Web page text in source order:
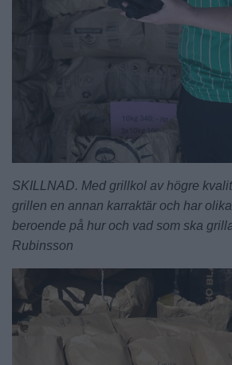
SKILLNAD. Med grillkol av högre
grillen en annan karraktär och har
beroende på hur och vad som ska
Rubinsson